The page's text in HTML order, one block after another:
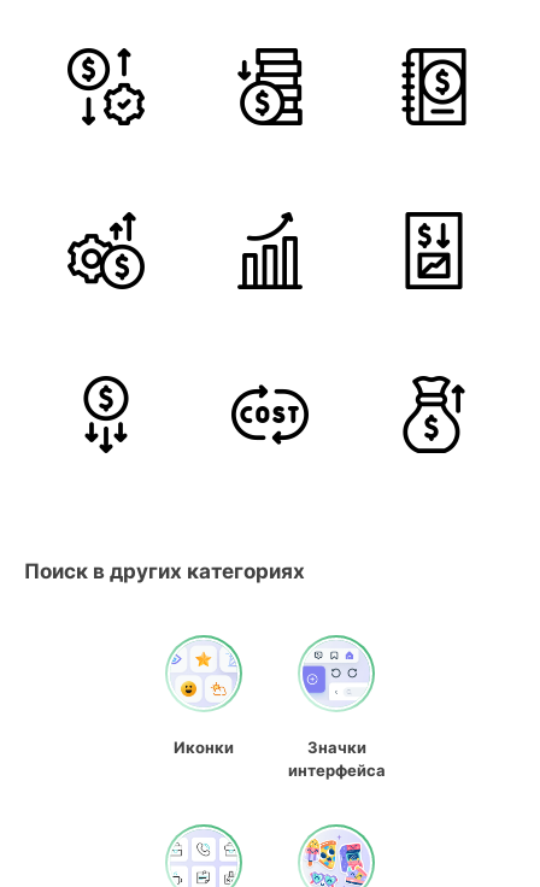
Поиск в других категориях
Иконки
Значки
интерфейса